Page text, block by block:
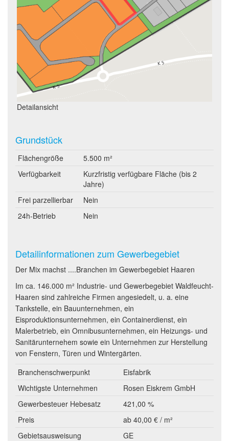
Detailansicht
Grundstück
Flächengröße
5.500 m²
Verfügbarkeit
Kurzfristig verfügbare Fläche (bis 2
Jahre)
Frei parzellierbar
Nein
24h-Betrieb
Nein
Detailinformationen zum Gewerbegebiet
Der Mix machst ....Branchen im Gewerbegebiet Haaren
Im ca. 146.000 m² Industrie- und Gewerbegebiet Waldfeucht-
Haaren sind zahlreiche Firmen angesiedelt, u. a. eine
Tankstelle, ein Bauunternehmen, ein
Eisproduktionsunternehmen, ein Containerdienst, ein
Malerbetrieb, ein Omnibusunternehmen, ein Heizungs- und
Sanitärunternehem sowie ein Unternehmen zur Herstellung
von Fenstern, Türen und Wintergärten.
Branchenschwerpunkt
Eisfabrik
Wichtigste Unternehmen
Rosen Eiskrem GmbH
Gewerbesteuer Hebesatz
421,00 %
Preis
ab 40,00 € / m²
Gebietsausweisung
GE